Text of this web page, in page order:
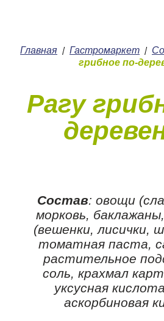
Главная / Гастромаркет /
грибное по-
Рагу
Состав: овощи
морковь,
(вешенки, лисички,
томатная паста,
растительное
соль, крахмал
уксусная
аскорбиновая